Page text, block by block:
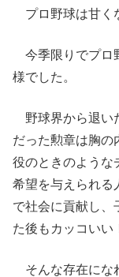
プロ野球は甘く
今季限りでプロ
様でした。
野球界から退い
だった勲章は胸の
役のときのような
希望を与えられる
で社会に貢献し、
た後もカッコい
そんな存在にな